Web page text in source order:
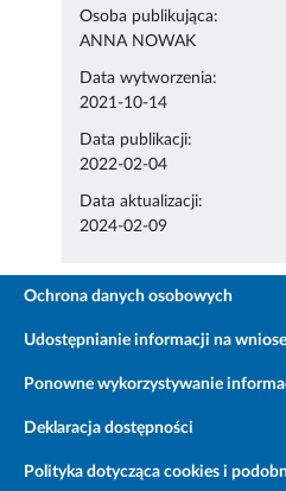
Osoba publikująca:
ANNA NOWAK
Data wytworzenia:
2021-10-14
Data publikacji:
2022-02-04
Data aktualizacji:
2024-02-09
Ochrona danych osobowych
Udostępnianie informacji na
Ponowne wykorzystywanie
Deklaracja dostępności
Polityka dotycząca cookies i